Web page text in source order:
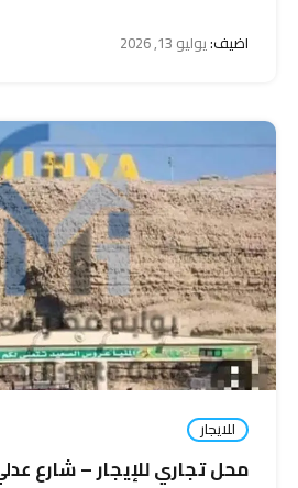
اضيف:يوليو 13, 2026
للايجار
محل تجاري للإيجار – شارع